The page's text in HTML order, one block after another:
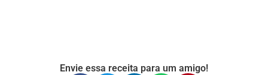
Envie essa receita para um amigo!